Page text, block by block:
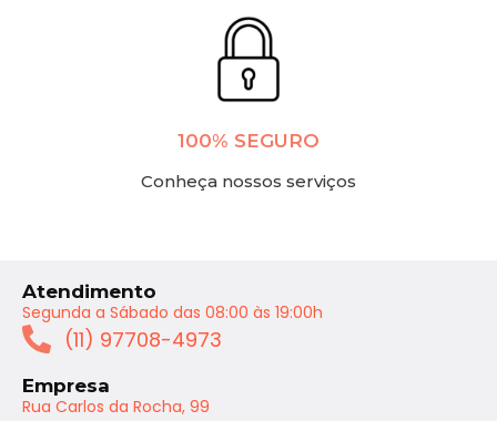
100% SEGURO
Conheça nossos serviços
Atendimento
Segunda a Sábado das 08:00 às 19:00h
(11) 97708-4973
Empresa
Rua Carlos da Rocha, 99